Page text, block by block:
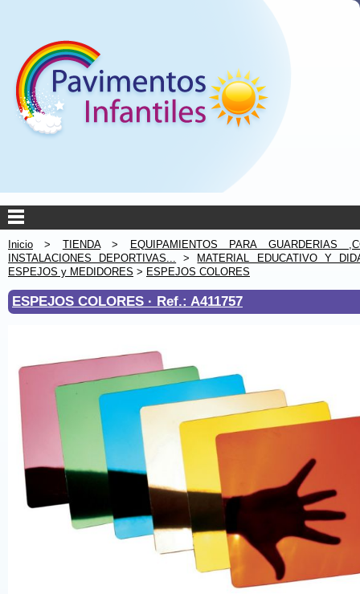
Inicio > TIENDA>
EQUIPAMIENTOS PARA GUARDERIAS
INSTALACIONES DEPORTIVAS... >
MATERIAL EDUCATIVO Y
ESPEJOS y MEDIDORES > ESPEJOS COLORES
ESPEJOS COLORES · Ref.: A411757